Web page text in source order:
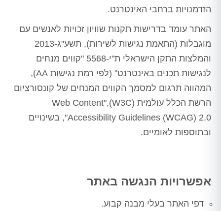
הזדמנויות ברחבי האינטרנט.
האתר עומד בדרישות תקנות שוויון זכויות לאנשים עם
מוגבלות (התאמת נגישות לשירות), תשע"ג-2013
והמלצות התקן הישראלי ת"י-5568 "קווים מנחים
לנגישות תכנים באינטרנט" (לפי רמת נגישות AA),
המהווה תרגום למסמך הקווים המנחים של קונסורציום
הרשת הכלל עולמית (W3C),"Web Content
Accessibility Guidelines (WCAG) 2.0", בשינויים
ובתוספות לאומיים.
אפשרויות הנגשה באתר
דפי האתר בעלי מבנה קבוע.